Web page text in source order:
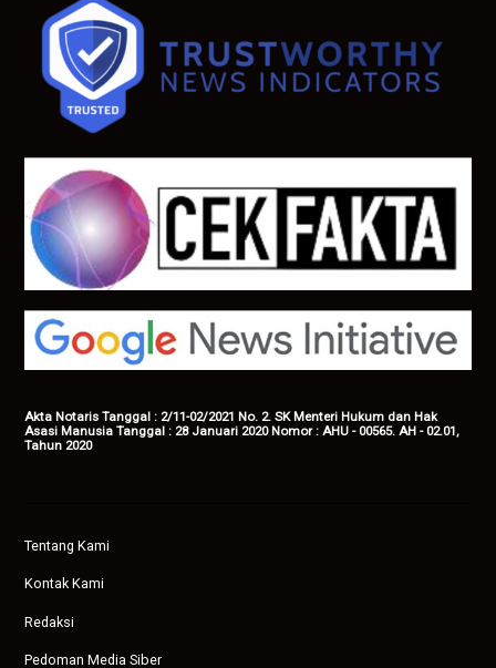
Akta Notaris Tanggal : 2/11-02/2021 No. 2. SK Menteri Hukum dan Hak
Asasi Manusia Tanggal : 28 Januari 2020 Nomor : AHU - 00565. AH - 02.01,
Tahun 2020
Tentang Kami
Kontak Kami
Redaksi
Pedoman Media Siber